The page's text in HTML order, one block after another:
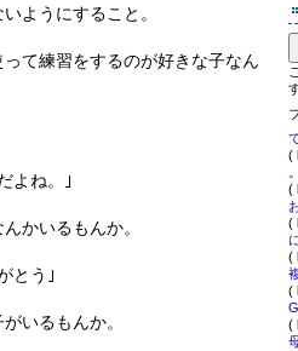
ようにすること。
て練習をするのが好きな子なん
よね。｣
かいるもんか。
とう｣
いるもんか。
(
。
(
(
(
(
(